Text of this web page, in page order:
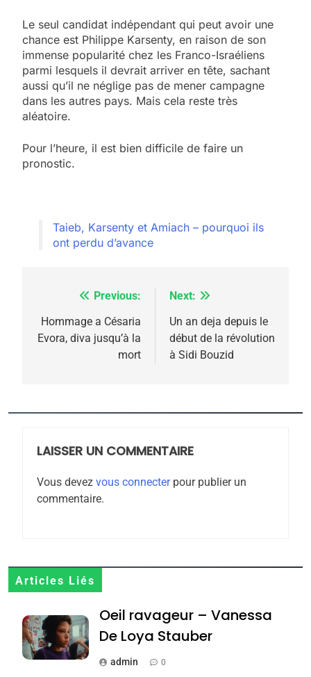
Le seul candidat indépendant qui peut avoir une
chance est Philippe Karsenty, en raison de son
immense popularité chez les Franco-Israéliens
parmi lesquels il devrait arriver en tête, sachant
aussi qu’il ne néglige pas de mener campagne
dans les autres pays. Mais cela reste très
aléatoire.
Pour l’heure, il est bien difficile de faire un
pronostic.
Taieb, Karsenty et Amiach – pourquoi ils
ont perdu d’avance
Navigation
de
l’article
Previous:
Hommage a Césaria
Evora, diva jusqu’à la
mort
Next:
Un an deja depuis le
début de la révolution
à Sidi Bouzid
LAISSER UN COMMENTAIRE
Vous devez vous connecterpour publier un
commentaire.
Articles Liés
Oeil ravageur – Vanessa
De Loya Stauber
admin 0
5
meurtrière selon le
FIÈRE, DIGNE ET RÉSILIENTE :
POURQUOI JE REVENDIQUE
Zrihen-Dvir
CE QUI NOUS MANQUE –
Jacques Hadida
JUDAISME
Maroc : Les amandes de
Azilal consacrés produits
DAFINA MAROC
1
2
guerre»: La nouvelle
chanson de Boy George
ISRAÉL JUDAISME